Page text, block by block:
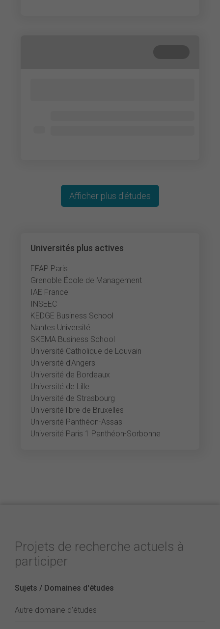
Universités plus actives
EFAP Paris
Grenoble École de Management
IAE France
INSEEC
KEDGE Business School
Nantes Université
SKEMA Business School
Université Catholique de Louvain
Université d'Angers
Université de Bordeaux
Université de Lille
Université de Strasbourg
Université libre de Bruxelles
Université Panthéon-Assas
Université Paris 1 Panthéon-Sorbonne
Afficher plus d'études
Projets de recherche actuels à
participer
Sujets / Domaines d'études
Autre domaine d'études